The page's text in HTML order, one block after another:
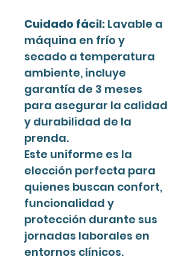
Cuidado fácil: Lavable a
máquina en frío y
secado a temperatura
ambiente, incluye
garantía de 3 meses
para asegurar la calidad
y durabilidad de la
prenda.
Este uniforme es la
elección perfecta para
quienes buscan confort,
funcionalidad y
protección durante sus
jornadas laborales en
entornos clínicos.